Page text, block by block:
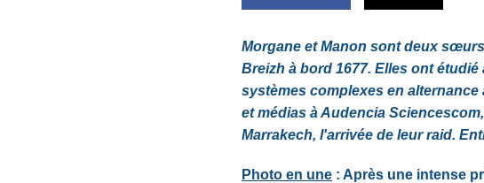
Morgane et Manon sont deux
Breizh à bord 1677. Elles ont
systèmes complexes en alternance
et médias à Audencia
Marrakech, l'arrivée de leur raid.
Photo en une : Après une intense